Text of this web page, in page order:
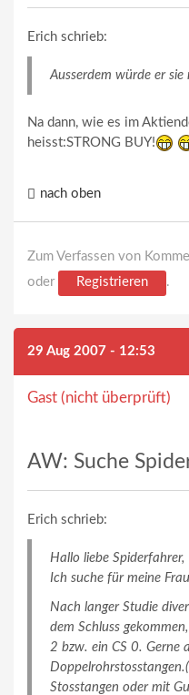
Erich schrieb:
Ausserdem würde er
Na dann, wie es im
heisst:STRONG BUY!
nach oben
Zum Verfassen von
oder
Registrieren .
29 Aug 2007 - 12:53
Gast (nicht überprüft)
AW: Suche
Erich schrieb:
Hallo liebe Spiderfahrer,
Ich suche für meine
Nach langer Studie
dem Schluss
2 bzw. ein CS 0. Gerne
Stosstangen oder mit